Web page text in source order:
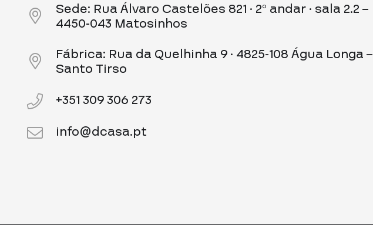
Sede: Rua Álvaro Castelões 821 · 2º andar · sala 2.2 –
4450-043 Matosinhos
Fábrica: Rua da Quelhinha 9 · 4825-108 Água Longa –
Santo Tirso
+351 309 306 273
info@dcasa.pt